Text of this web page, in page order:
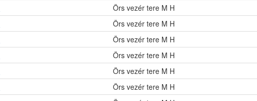
Örs vezér tere M H
Örs vezér tere M H
Örs vezér tere M H
Örs vezér tere M H
Örs vezér tere M H
Örs vezér tere M H